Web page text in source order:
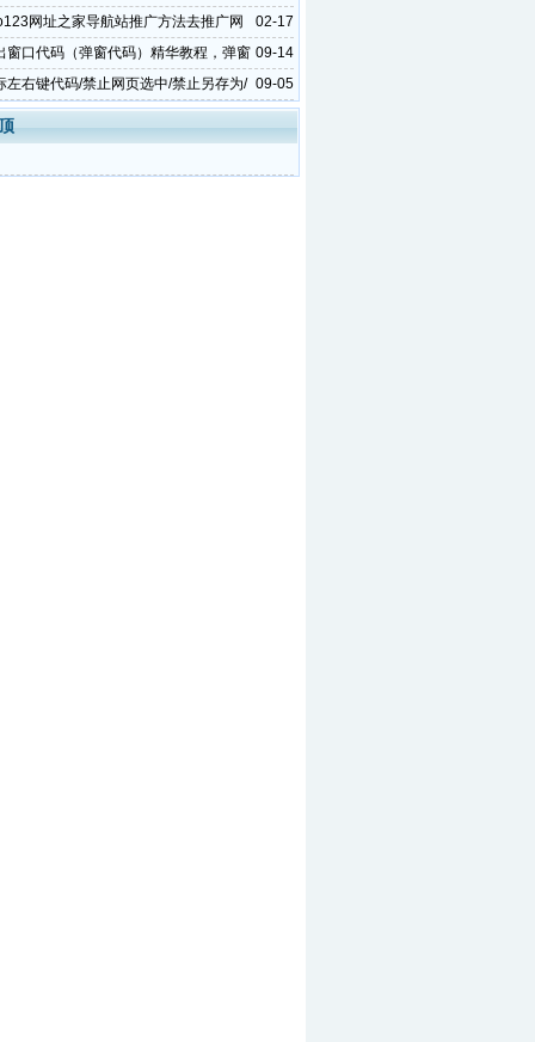
02-17
网址之家导航站推广方法去推广网
09-14
窗口代码（弹窗代码）精华教程，弹窗
09-05
左右键代码/禁止网页选中/禁止另存为/